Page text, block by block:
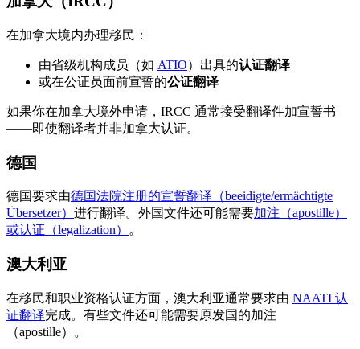
在加拿大境内办理移民：
由省级机构成员（如 ATIO）出具的认证翻译
或在公证员面前宣誓的公证翻译
如果你在加拿大境外申请，IRCC 通常接受翻译件加宣誓书
——即使翻译者并非加拿大认证。
德国
德国要求由德国法院注册的宣誓翻译（beeidigte/ermächtigte
Übersetzer） 进行翻译。外国文件还可能需要加注（apostille）
或认证（legalization） 。
澳大利亚
在移民和职业资格认证方面，澳大利亚通常要求由 NAATI 认
证翻译完成。有些文件还可能需要原发国的加注
（apostille）。